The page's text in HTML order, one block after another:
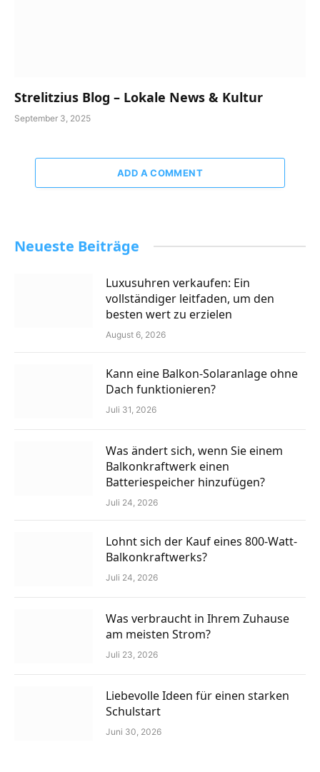
Strelitzius Blog – Lokale News & Kultur
September 3, 2025
ADD A COMMENT
Neueste Beiträge
Luxusuhren verkaufen: Ein
vollständiger leitfaden, um den
besten wert zu erzielen
August 6, 2026
Kann eine Balkon-Solaranlage ohne
Dach funktionieren?
Juli 31, 2026
Was ändert sich, wenn Sie einem
Balkonkraftwerk einen
Batteriespeicher hinzufügen?
Juli 24, 2026
Lohnt sich der Kauf eines 800-Watt-
Balkonkraftwerks?
Juli 24, 2026
Was verbraucht in Ihrem Zuhause
am meisten Strom?
Juli 23, 2026
Liebevolle Ideen für einen starken
Schulstart
Juni 30, 2026